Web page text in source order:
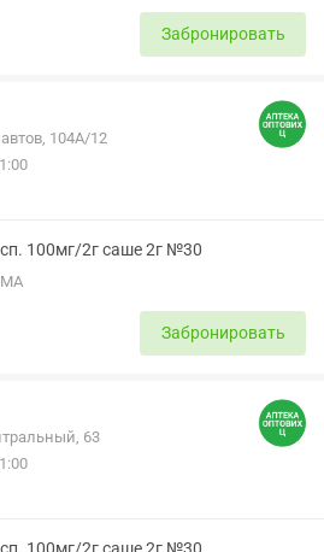
Забронировать
104А/12
100мг/2г саше 2г №30
Забронировать
63